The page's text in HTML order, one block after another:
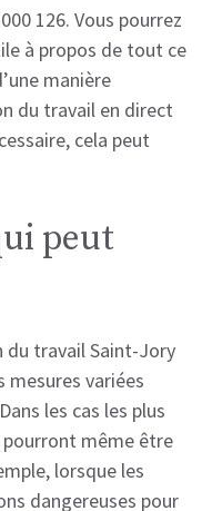
126. Vous pourrez
à propos de tout ce
manière
du travail en direct
cela peut
peut
du travail Saint-Jory
mesures variées
les cas les plus
même être
lorsque les
dangereuses pour